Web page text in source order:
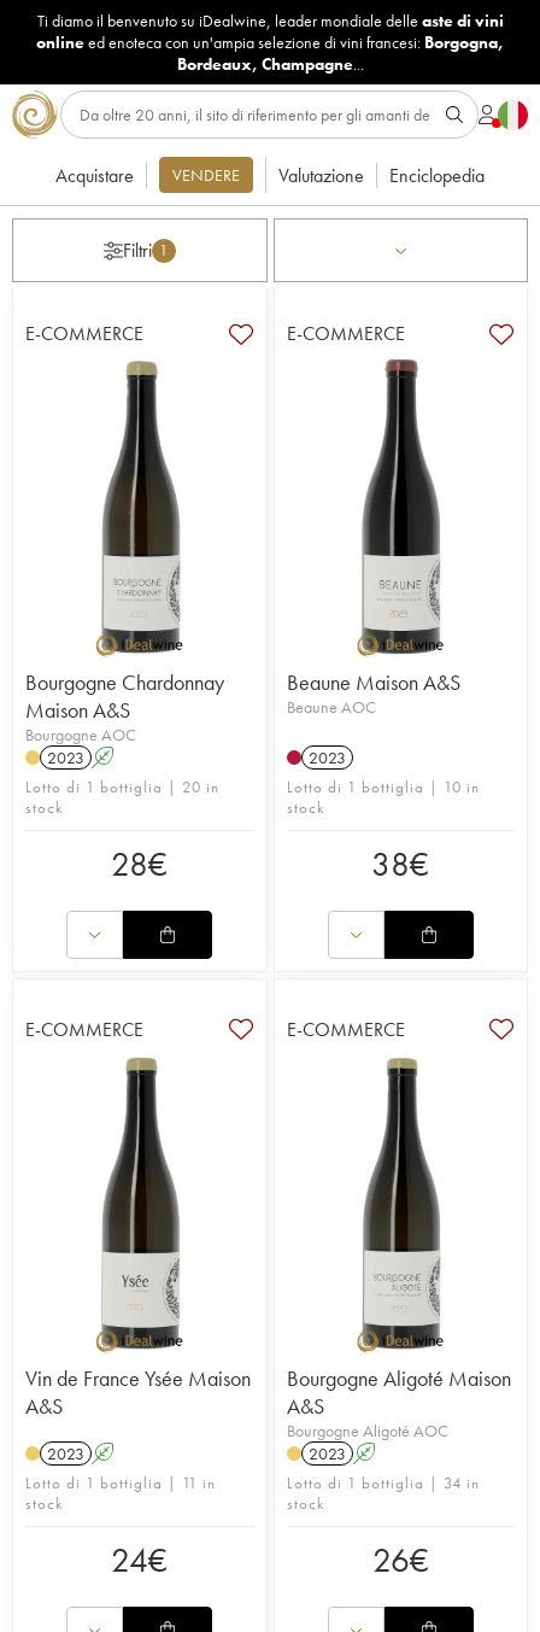
Ti diamo il benvenuto su iDealwine, leader mondiale delle aste di vini
onlineed enoteca con un'ampia selezione di vini francesi: Borgogna,
Bordeaux, Champagne...
Acquistare VENDERE Valutazione Enciclopedia
Filtri 1
E-COMMERCE
Bourgogne Chardonnay
Maison A&S
Bourgogne AOC
2023 A
Lotto di 1 bottiglia | 20 in
stock
28€
E-COMMERCE
Beaune Maison A&S
Beaune AOC
2023
Lotto di 1 bottiglia | 10 in
stock
38€
E-COMMERCE
Vin de France Ysée Maison
A&S
2023 A
Lotto di 1 bottiglia | 11 in
stock
24€
E-COMMERCE
Bourgogne Aligoté Maison
A&S
Bourgogne Aligoté AOC
2023 A
Lotto di 1 bottiglia | 34 in
stock
26€